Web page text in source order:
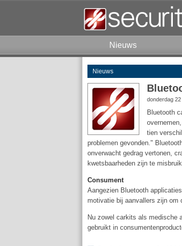
Nieuws
Nieuws
donderdag
Bluetooth
tien
problemen gevonden."
onverwacht gedrag vertonen,
kwetsbaarheden zijn te
Consument
Aangezien Bluetooth
motivatie bij aanvallers zijn om
Nu zowel carkits als medische
gebruikt in